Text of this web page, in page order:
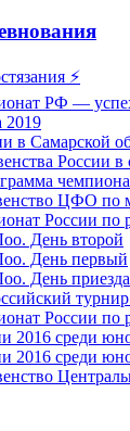
⚡
РФ —
2019
в Самарской
России
ЦФО по
России по
День второй
День первый
День приезда
России по
2016 среди
2016 среди